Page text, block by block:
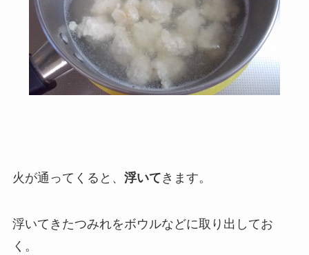
火が通ってくると、 浮いて きます。
浮いてきたつみれをボウルなどに取り出してお
く。